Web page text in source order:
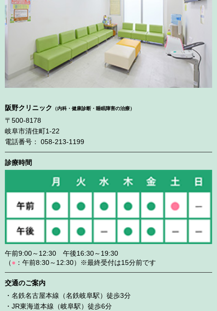
阪野クリニック （内科・健康診断・睡眠障害の治療）
〒500-8178
岐阜市清住町1-22
電話番号： 058-213-1199
診療時間
午前9:00～12:30 午後16:30～19:30
（● ：午前8:30～12:30）※最終受付は15分前です
交通のご案内
・名鉄名古屋本線（名鉄岐阜駅）徒歩3分
・JR東海道本線（岐阜駅）徒歩6分